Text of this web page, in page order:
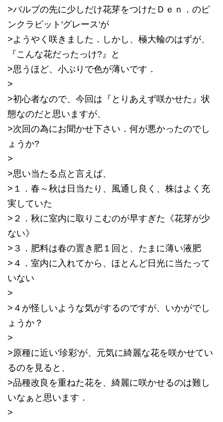
>バルブの先に少しだけ花芽をつけたＤｅｎ．のピ
ンクラビット'グレース'が
>ようやく咲きました．しかし、極大輪のはずが、
『こんな花だったっけ?』と
>思うほど、小ぶりで色が薄いです．
>
>初心者なので、今回は『とりあえず咲かせた』状
態なのだと思いますが、
>次回の為にお聞かせ下さい．何が悪かったのでし
ょうか?
>
>思い当たる点と言えば、
>１．春～秋は日当たり、風通し良く、株はよく充
実していた
>２．秋に室内に取りこむのが早すぎた《花芽が少
ない》
>３．肥料は春の置き肥１回と、たまに薄い液肥
>４．室内に入れてから、ほとんど日光に当たって
いない
>
>４が怪しいような気がするのですが、いかがでし
ょうか？
>
>原種に近い'珍彩'が、元気に綺麗な花を咲かせてい
るのを見ると、
>品種改良を重ねた花を、綺麗に咲かせるのは難し
いなぁと思います．
>